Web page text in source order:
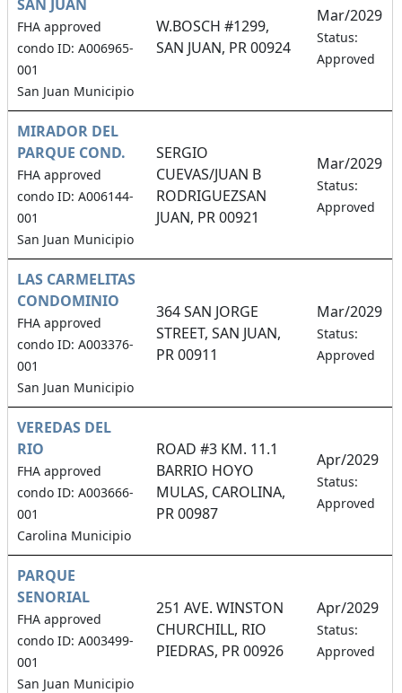
SAN JUAN
FHA approved
condo ID: A006965-
001
San Juan Municipio
W.BOSCH #1299,
SAN JUAN, PR 00924
Mar/2029
Status:
Approved
MIRADOR DEL
PARQUE COND.
FHA approved
condo ID: A006144-
001
San Juan Municipio
SERGIO
CUEVAS/JUAN B
RODRIGUEZSAN
JUAN, PR 00921
Mar/2029
Status:
Approved
LAS CARMELITAS
CONDOMINIO
FHA approved
condo ID: A003376-
001
San Juan Municipio
364 SAN JORGE
STREET, SAN JUAN,
PR 00911
Mar/2029
Status:
Approved
VEREDAS DEL
RIO
FHA approved
condo ID: A003666-
001
Carolina Municipio
ROAD #3 KM. 11.1
BARRIO HOYO
MULAS, CAROLINA,
PR 00987
Apr/2029
Status:
Approved
PARQUE
SENORIAL
FHA approved
condo ID: A003499-
001
San Juan Municipio
251 AVE. WINSTON
CHURCHILL, RIO
PIEDRAS, PR 00926
Apr/2029
Status:
Approved